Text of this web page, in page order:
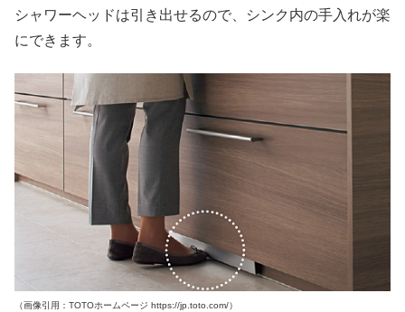
シャワーヘッドは引き出せるので、シンク内の手入れが楽
にできます。
（画像引用：TOTOホームページ https://jp.toto.com/）